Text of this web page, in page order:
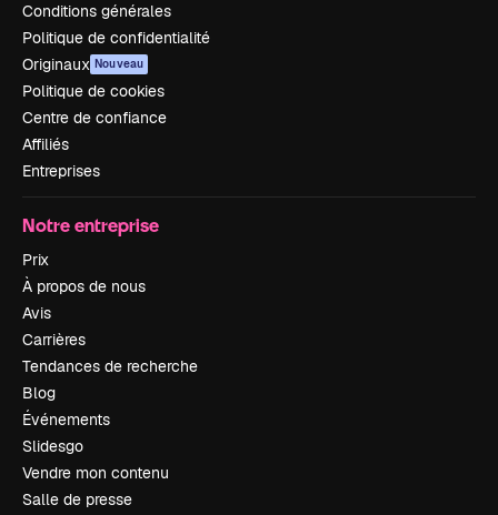
Conditions générales
Politique de confidentialité
Originaux Nouveau
Politique de cookies
Centre de confiance
Affiliés
Entreprises
Notre entreprise
Prix
À propos de nous
Avis
Carrières
Tendances de recherche
Blog
Événements
Slidesgo
Vendre mon contenu
Salle de presse